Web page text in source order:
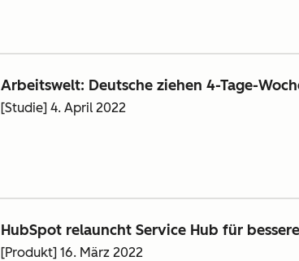
Arbeitswelt: Deutsche ziehen 4-Tage-
[Studie] 4. April 2022
HubSpot relauncht Service Hub für
[Produkt] 16. März 2022